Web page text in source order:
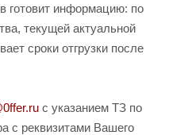
готовит информацию: по
текущей актуальной
сроки отгрузки после
с указанием ТЗ по
с реквизитами Вашего